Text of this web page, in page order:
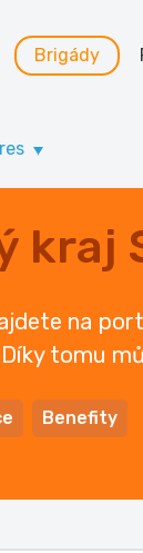
Brigády
kraj
na
tomu
Benefity